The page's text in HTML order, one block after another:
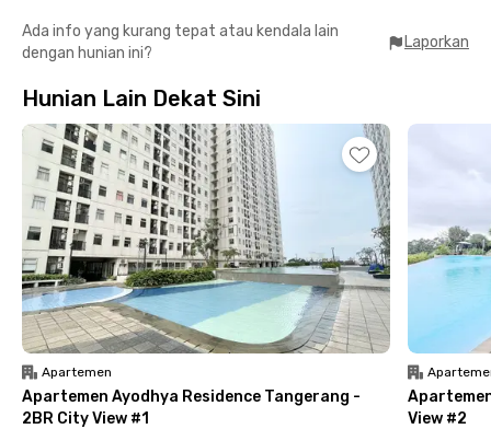
membutuhkan waktu kurang dari 30 menit perjalanan saja.
pusat perbelanjaan hingga kuliner di sekitarnya, seperti
TangCity Mall, Pasar Lama Tangerang, Kopi Bajawa Flores,
hingga McDonald’s.
Apartemen Aeropolis Tangerang ini menyediakan unit
berperabot lengkap termasuk kasur twin dengan AC, TV, kamar
mandi dengan shower dan wastafel, kulkas, hingga dispenser.
Komplet banget, kan? Yuk, langsung booking sekarang juga
untuk upgrade gaya hidupmu sebelum kehabisan unitnya!
Ada info yang kurang tepat atau kendala lain
dengan hunian ini?
Laporkan
Hunian Lain Dekat Sini
Apartemen
Apartemen Ayodhya Residence Tangerang -
2BR City View #1
View #2